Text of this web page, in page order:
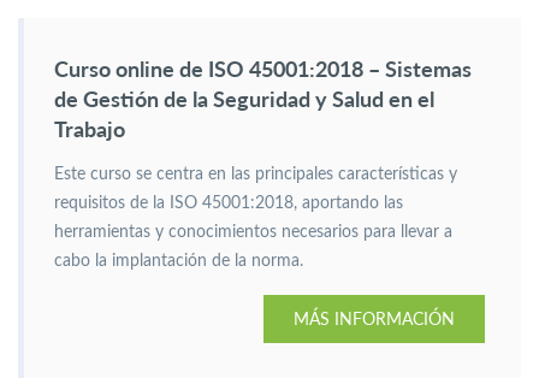
Curso online de ISO 45001:2018 – Sistemas
de Gestión de la Seguridad y Salud en el
Trabajo
Este curso se centra en las principales características y
requisitos de la ISO 45001:2018, aportando las
herramientas y conocimientos necesarios para llevar a
cabo la implantación de la norma.
MÁS INFORMACIÓN